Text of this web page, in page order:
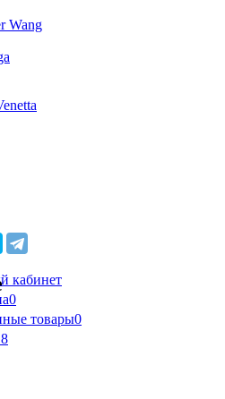
Wang
кабинет
0
товары0